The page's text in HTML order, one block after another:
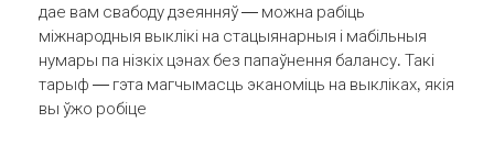
дае вам свабоду дзеянняў — можна рабіць
міжнародныя выклікі на стацыянарныя і мабільныя
нумары па нізкіх цэнах без папаўнення балансу. Такі
тарыф — гэта магчымасць эканоміць на выкліках, якія
вы ўжо робіце